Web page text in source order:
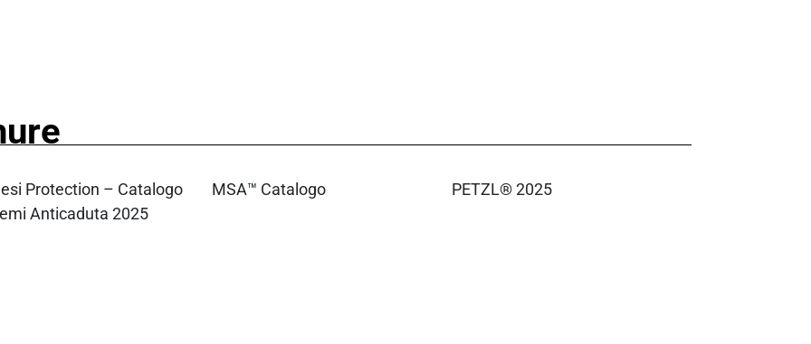
Protection – Catalogo
Anticaduta 2025
MSA™ Catalogo PETZL® 2025